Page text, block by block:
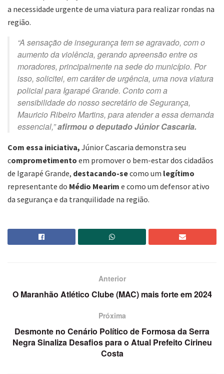
a necessidade urgente de uma viatura para realizar rondas na
região.
“A sensação de insegurança tem se agravado, com o
aumento da violência, gerando apreensão entre os
moradores, principalmente na sede do município. Por
isso, solicitei, em caráter de urgência, uma nova viatura
policial para Igarapé Grande. Conto com a
sensibilidade do nosso secretário de Segurança,
Mauricio Ribeiro Martins, para atender a essa demanda
essencial,”afirmou o deputado Júnior Cascaria.
Com essa iniciativa, Júnior Cascaria demonstra seu
comprometimento em promover o bem-estar dos cidadãos
de Igarapé Grande, destacando-secomo um legítimo
representante do Médio Mearim e como um defensor ativo
da segurança e da tranquilidade na região.
Anterior
O Maranhão Atlético Clube (MAC) mais forte em 2024
Próxima
Desmonte no Cenário Político de Formosa da Serra
Negra Sinaliza Desafios para o Atual Prefeito Cirineu
Costa